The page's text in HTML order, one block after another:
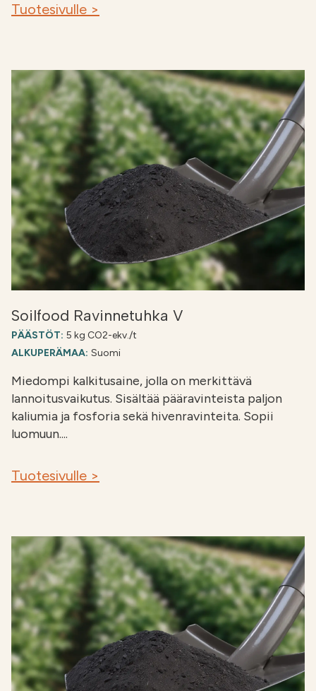
Tuotesivulle >
Soilfood Ravinnetuhka V
PÄÄSTÖT: 5 kg CO2-ekv./t
ALKUPERÄMAA: Suomi
Miedompi kalkitusaine, jolla on merkittävä
lannoitusvaikutus. Sisältää pääravinteista paljon
kaliumia ja fosforia sekä hivenravinteita. Sopii
luomuun....
Tuotesivulle >